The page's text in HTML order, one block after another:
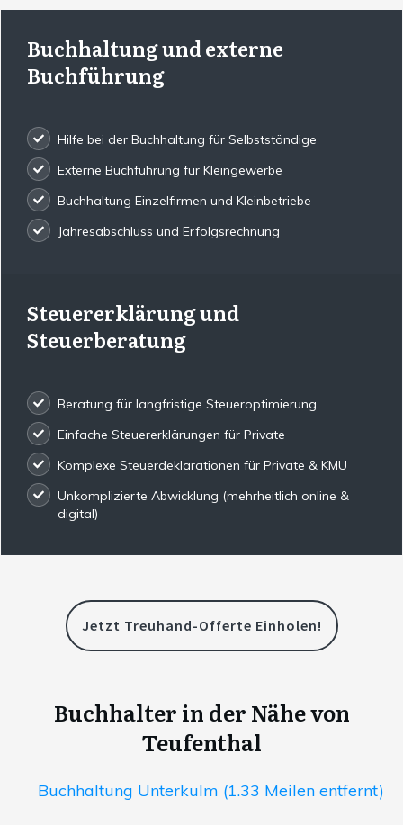
Buchhaltung und externe
Buchführung
Hilfe bei der Buchhaltung für Selbstständige
Externe Buchführung für Kleingewerbe
Buchhaltung Einzelfirmen und Kleinbetriebe
Jahresabschluss und Erfolgsrechnung
Steuererklärung und
Steuerberatung
Beratung für langfristige Steueroptimierung
Einfache Steuererklärungen für Private
Komplexe Steuerdeklarationen für Private & KMU
Unkomplizierte Abwicklung (mehrheitlich online &
digital)
Jetzt Treuhand-Offerte Einholen!
Buchhalter in der Nähe von
Teufenthal
Buchhaltung Unterkulm (1.33 Meilen entfernt)